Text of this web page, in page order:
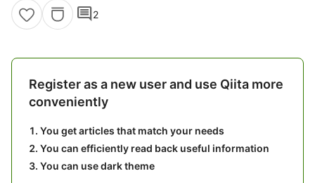
comment2
Register as a new user and use Qiita more
conveniently
You get articles that match your needs
You can efficiently read back useful information
You can use dark theme